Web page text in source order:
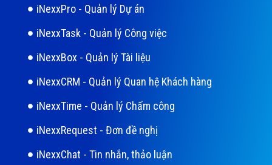
iNexxPro - Quản lý Dự án
iNexxTask - Quản lý Công việc
iNexxBox - Quản lý Tài liệu
iNexxCRM - Quản lý Quan hệ Khách hàng
iNexxTime - Quản lý Chấm công
iNexxRequest - Đơn đề nghị
iNexxChat - Tin nhắn, thảo luận